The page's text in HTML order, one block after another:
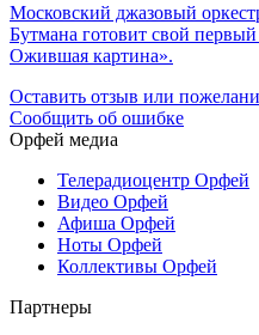
Московский джазовый
Бутмана готовит свой
Ожившая картина».
Оставить отзыв или
Сообщить об ошибке
Орфей медиа
Телерадиоцентр Орфей
Видео Орфей
Афиша Орфей
Ноты Орфей
Коллективы Орфей
Партнеры